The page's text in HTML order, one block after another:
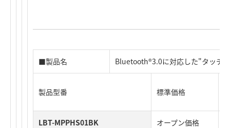
■製品名 Bluetooth®3.0に対応した"タッチ
製品型番 標準価格
LBT-MPPHS01BK オープン価格